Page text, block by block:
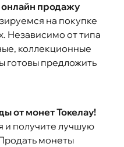
продажу
на покупке
Независимо от типа
коллекционные
готовы предложить
от монет Токелау!
и получите лучшую
монеты